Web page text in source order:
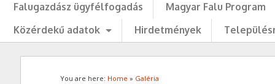
Falugazdász ügyfélfogadás
Magyar Falu Program
Közérdekű adatok
Hirdetmények
You are here: Home » Galéria